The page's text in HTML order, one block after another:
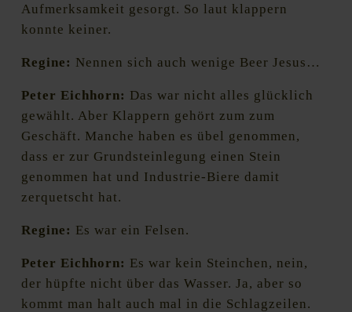
Aufmerksamkeit gesorgt. So laut klappern
konnte keiner.
Regine: Nennen sich auch wenige Beer Jesus…
Peter Eichhorn: Das war nicht alles glücklich
gewählt. Aber Klappern gehört zum zum
Geschäft. Manche haben es übel genommen,
dass er zur Grundsteinlegung einen Stein
genommen hat und Industrie-Biere damit
zerquetscht hat.
Regine: Es war ein Felsen.
Peter Eichhorn: Es war kein Steinchen, nein,
der hüpfte nicht über das Wasser. Ja, aber so
kommt man halt auch mal in die Schlagzeilen.